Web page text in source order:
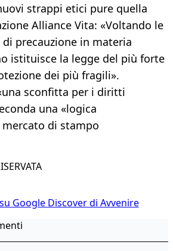
strappi etici pure quella
Alliance Vita: «Voltando le
precauzione in materia
istituisce la legge del più forte
dei più fragili».
sconfitta per i diritti
una «logica
di stampo
Google Discover di Avvenire